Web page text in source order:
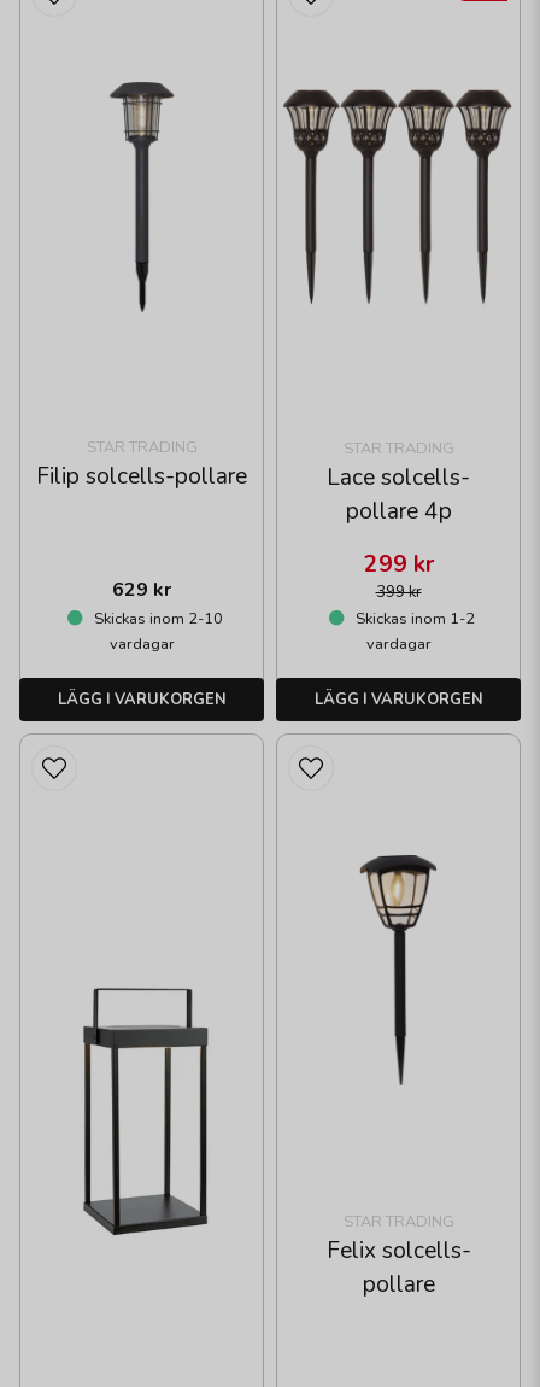
STAR TRADING
Filip solcells-pollare
629 kr
Skickas inom 2-10
vardagar
LÄGG I VARUKORGEN
STAR TRADING
Lace solcells-
pollare 4p
399 kr
299 kr
Skickas inom 1-2
vardagar
LÄGG I VARUKORGEN
STAR TRADING
Felix solcells-
pollare